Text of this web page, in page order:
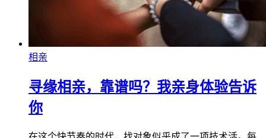
相亲
寻缘相亲，靠谱吗？我亲身体验告诉
你